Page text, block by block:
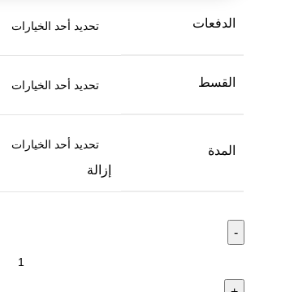
الدفعات
القسط
المدة
إزالة